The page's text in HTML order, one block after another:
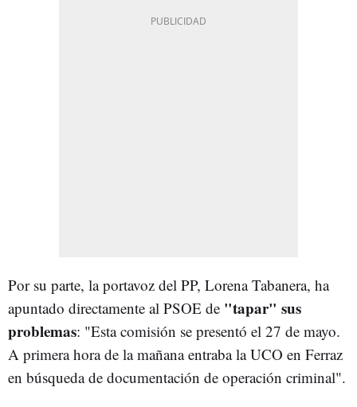
Por su parte, la portavoz del PP, Lorena Tabanera, ha
apuntado directamente al PSOE de "tapar" sus
problemas: "Esta comisión se presentó el 27 de mayo.
A primera hora de la mañana entraba la UCO en Ferraz
en búsqueda de documentación de operación criminal".